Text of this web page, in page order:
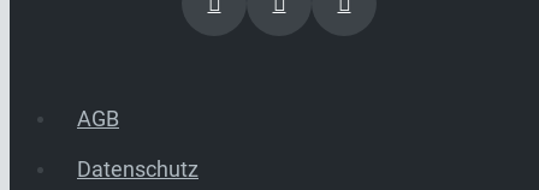
AGB
Datenschutz